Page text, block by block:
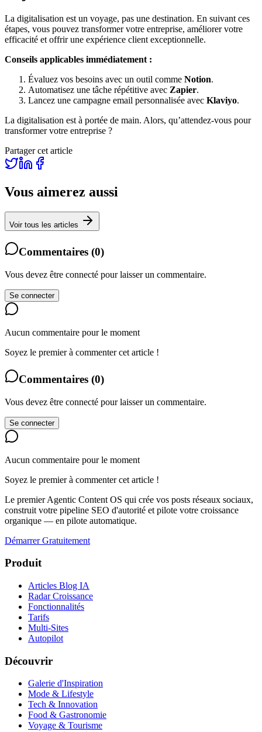
La digitalisation est un voyage, pas une destination. En suivant ces
étapes, vous pouvez transformer votre entreprise, améliorer votre
efficacité et offrir une expérience client exceptionnelle.
Conseils applicables immédiatement :
Évaluez vos besoins avec un outil comme Notion.
Automatisez une tâche répétitive avec Zapier.
Lancez une campagne email personnalisée avec Klaviyo.
La digitalisation est à portée de main. Alors, qu’attendez-vous pour
transformer votre entreprise ?
Partager cet article
Vous aimerez aussi
Voir tous les articles
Commentaires (0)
Vous devez être connecté pour laisser un commentaire.
Se connecter
Aucun commentaire pour le moment
Soyez le premier à commenter cet article !
Commentaires (0)
Vous devez être connecté pour laisser un commentaire.
Se connecter
Aucun commentaire pour le moment
Soyez le premier à commenter cet article !
Le premier Agentic Content OS qui crée vos posts réseaux sociaux,
construit votre pipeline SEO d'autorité et pilote votre croissance
organique — en pilote automatique.
Démarrer Gratuitement
Produit
Articles Blog IA
Radar Croissance
Fonctionnalités
Tarifs
Multi-Sites
Autopilot
Découvrir
Galerie d'Inspiration
Mode & Lifestyle
Tech & Innovation
Food & Gastronomie
Voyage & Tourisme